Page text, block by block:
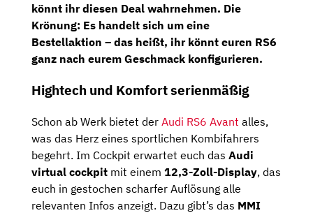
könnt ihr diesen Deal wahrnehmen. Die
Krönung: Es handelt sich um eine
Bestellaktion – das heißt, ihr könnt euren RS6
ganz nach eurem Geschmack konfigurieren.
Hightech und Komfort serienmäßig
Schon ab Werk bietet der Audi RS6 Avant alles,
was das Herz eines sportlichen Kombifahrers
begehrt. Im Cockpit erwartet euch das Audi
virtual cockpit mit einem 12,3-Zoll-Display, das
euch in gestochen scharfer Auflösung alle
relevanten Infos anzeigt. Dazu gibt’s das MMI